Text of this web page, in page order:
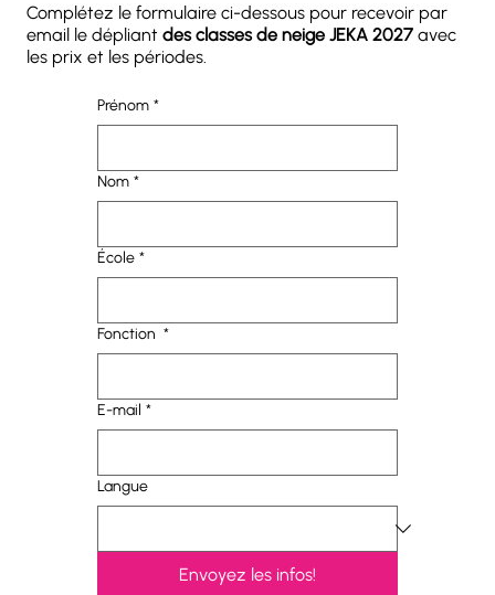
Complétez le formulaire ci-dessous pour recevoir par
email le dépliant des classes de neige JEKA 2027 avec
les prix et les périodes.
Prénom *
Nom *
École *
Fonction *
E-mail *
Langue
Envoyez les infos!